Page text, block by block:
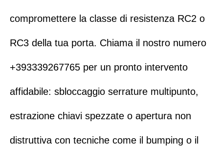
compromettere la classe di resistenza RC2 o
RC3 della tua porta. Chiama il nostro numero
+393339267765 per un pronto intervento
affidabile: sbloccaggio serrature multipunto,
estrazione chiavi spezzate o apertura non
distruttiva con tecniche come il bumping o il